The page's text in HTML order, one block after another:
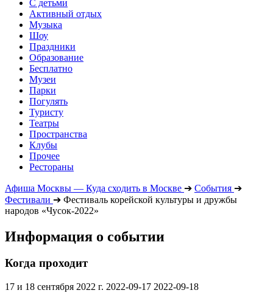
С детьми
Активный отдых
Музыка
Шоу
Праздники
Образование
Бесплатно
Музеи
Парки
Погулять
Туристу
Театры
Пространства
Клубы
Прочее
Рестораны
Афиша Москвы — Куда сходить в Москве ➔ События ➔
Фестивали ➔ Фестиваль корейской культуры и дружбы
народов «Чусок-2022»
Информация о событии
Когда проходит
17 и 18 сентября 2022 г. 2022-09-17 2022-09-18